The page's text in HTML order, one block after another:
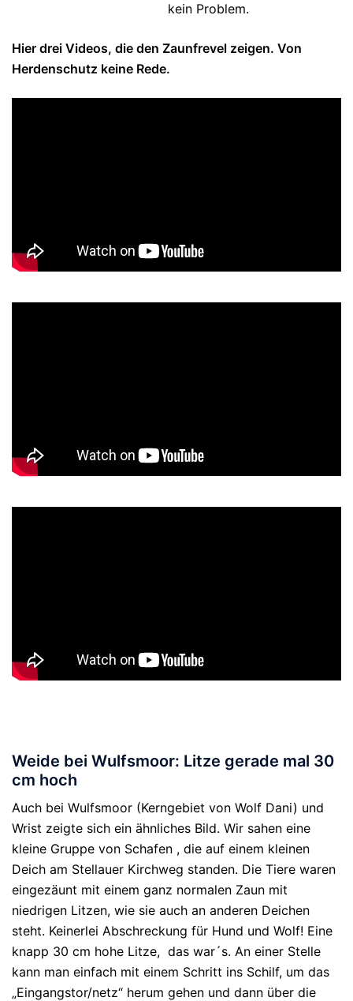
kein Problem.
Hier drei Videos, die den Zaunfrevel zeigen. Von
Herdenschutz keine Rede.
Weide bei Wulfsmoor: Litze gerade mal 30
cm hoch
Auch bei Wulfsmoor (Kerngebiet von Wolf Dani) und
Wrist zeigte sich ein ähnliches Bild. Wir sahen eine
kleine Gruppe von Schafen , die auf einem kleinen
Deich am Stellauer Kirchweg standen. Die Tiere waren
eingezäunt mit einem ganz normalen Zaun mit
niedrigen Litzen, wie sie auch an anderen Deichen
steht. Keinerlei Abschreckung für Hund und Wolf! Eine
knapp 30 cm hohe Litze, das war´s. An einer Stelle
kann man einfach mit einem Schritt ins Schilf, um das
„Eingangstor/netz“ herum gehen und dann über die